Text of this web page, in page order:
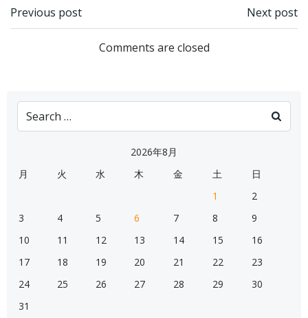
Post
navigation
Previous post
navigation
Next post
Comments are closed
Search
for:
2026年8月
月
火 水 木 金 土
日
1
2
3
4 5 6 7 8
9
10
11 12 13 14 15
16
17
18 19 20 21 22
23
24
25 26 27 28 29
30
31